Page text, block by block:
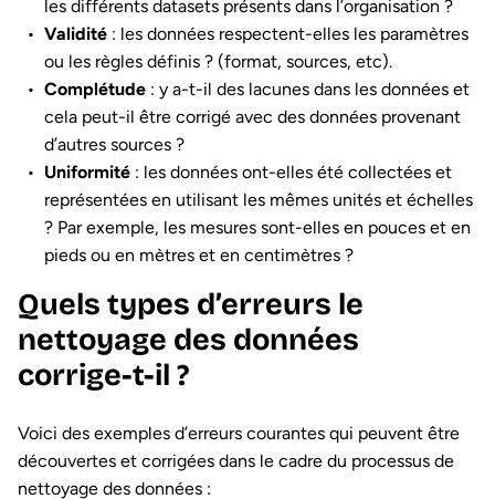
les différents datasets présents dans l’organisation ?
Validité : les données respectent-elles les paramètres
ou les règles définis ? (format, sources, etc).
Complétude : y a-t-il des lacunes dans les données et
cela peut-il être corrigé avec des données provenant
d’autres sources ?
Uniformité : les données ont-elles été collectées et
représentées en utilisant les mêmes unités et échelles
? Par exemple, les mesures sont-elles en pouces et en
pieds ou en mètres et en centimètres ?
Quels types d’erreurs le
nettoyage des données
corrige-t-il ?
Voici des exemples d’erreurs courantes qui peuvent être
découvertes et corrigées dans le cadre du processus de
nettoyage des données :